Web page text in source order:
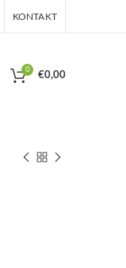
KONTAKT
0
€0,00